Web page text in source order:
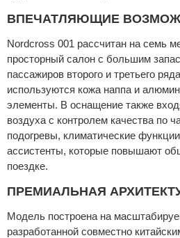
ВПЕЧАТЛЯЮЩИЕ
Nordcross 001 рассчитан на семь
просторный салон с большим
пассажиров второго и третьего
используются кожа наппа и
элементы. В оснащение также
воздуха с контролем качества по
подогревы, климатические
ассистенты, которые повышают
поездке.
ПРЕМИАЛЬНАЯ
Модель построена на
разработанной совместно